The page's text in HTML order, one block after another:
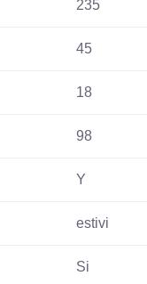
235
45
18
98
Y
estivi
Si